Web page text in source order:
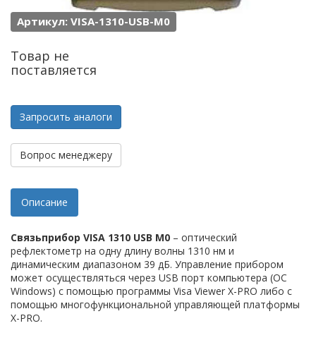
Артикул: VISA-1310-USB-М0
Товар не
поставляется
Запросить аналоги
Вопрос менеджеру
Описание
Связьприбор VISA 1310 USB М0 – оптический
рефлектометр на одну длину волны 1310 нм и
динамическим диапазоном 39 дБ. Управление прибором
может осуществляться через USB порт компьютера (ОС
Windows) с помощью программы Visa Viewer X-PRO либо с
помощью многофункциональной управляющей платформы
X-PRO.